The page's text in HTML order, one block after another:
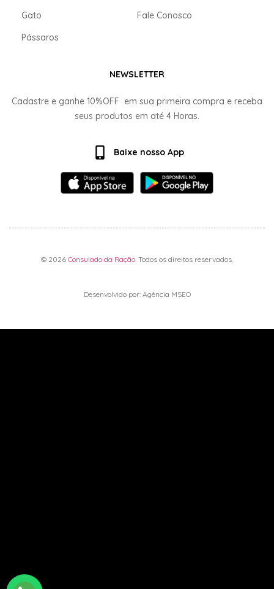
Gato
Pássaros
Fale Conosco
NEWSLETTER
Cadastre e ganhe 10%OFF em sua primeira compra e receba
seus produtos em até 4 Horas.
Baixe nosso App
© 2026 Consulado da Ração . Todos os direitos reservados.
Desenvolvido por: Agência MSEO